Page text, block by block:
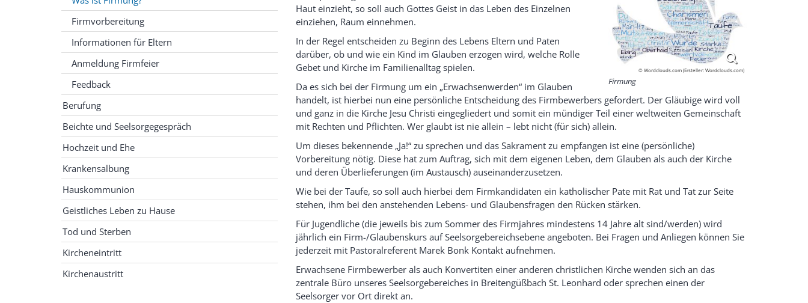
© Wordclouds.com (Ersteller: Wordclouds.com)
Firmung
Haut einzieht, so soll auch Gottes Geist in das Leben des Einzelnen
einziehen, Raum einnehmen.
In der Regel entscheiden zu Beginn des Lebens Eltern und Paten
darüber, ob und wie ein Kind im Glauben erzogen wird, welche Rolle
Gebet und Kirche im Familienalltag spielen.
Da es sich bei der Firmung um ein „Erwachsenwerden“ im Glauben
handelt, ist hierbei nun eine persönliche Entscheidung des Firmbewerbers gefordert. Der Gläubige wird voll
und ganz in die Kirche Jesu Christi eingegliedert und somit ein mündiger Teil einer weltweiten Gemeinschaft
mit Rechten und Pflichten. Wer glaubt ist nie allein – lebt nicht (für sich) allein.
Um dieses bekennende „Ja!“ zu sprechen und das Sakrament zu empfangen ist eine (persönliche)
Vorbereitung nötig. Diese hat zum Auftrag, sich mit dem eigenen Leben, dem Glauben als auch der Kirche
und deren Überlieferungen (im Austausch) auseinanderzusetzen.
Wie bei der Taufe, so soll auch hierbei dem Firmkandidaten ein katholischer Pate mit Rat und Tat zur Seite
stehen, ihm bei den anstehenden Lebens- und Glaubensfragen den Rücken stärken.
Für Jugendliche (die jeweils bis zum Sommer des Firmjahres mindestens 14 Jahre alt sind/werden) wird
jährlich ein Firm-/Glaubenskurs auf Seelsorgebereichsebene angeboten. Bei Fragen und Anliegen können Sie
jederzeit mit Pastoralreferent Marek Bonk Kontakt aufnehmen.
Erwachsene Firmbewerber als auch Konvertiten einer anderen christlichen Kirche wenden sich an das
zentrale Büro unseres Seelsorgebereiches in Breitengüßbach St. Leonhard oder sprechen einen der
Seelsorger vor Ort direkt an.
Firmvorbereitung
Informationen für Eltern
Anmeldung Firmfeier
Feedback
Berufung
Beichte und Seelsorgegespräch
Hochzeit und Ehe
Krankensalbung
Hauskommunion
Geistliches Leben zu Hause
Tod und Sterben
Kircheneintritt
Kirchenaustritt